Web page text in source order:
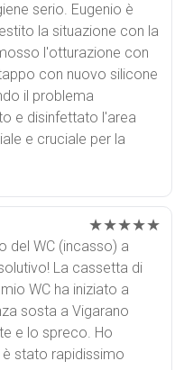
serio. Eugenio è
la situazione con la
l'otturazione con
con nuovo silicone
il problema
e disinfettato l'area
e cruciale per la
★★★★★
del WC (incasso) a
La cassetta di
WC ha iniziato a
sosta a Vigarano
e lo spreco. Ho
stato rapidissimo